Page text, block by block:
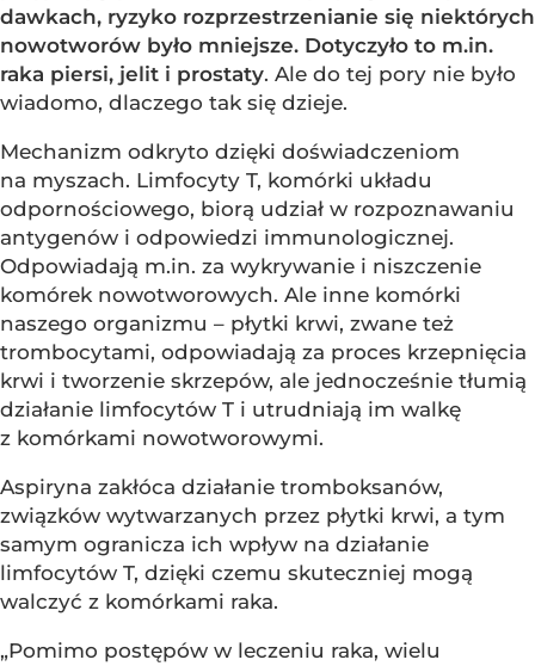
dawkach, ryzyko rozprzestrzenianie się niektórych
nowotworów było mniejsze. Dotyczyło to m.in.
raka piersi, jelit i prostaty. Ale do tej pory nie było
wiadomo, dlaczego tak się dzieje.
Mechanizm odkryto dzięki doświadczeniom
na myszach. Limfocyty T, komórki układu
odpornościowego, biorą udział w rozpoznawaniu
antygenów i odpowiedzi immunologicznej.
Odpowiadają m.in. za wykrywanie i niszczenie
komórek nowotworowych. Ale inne komórki
naszego organizmu – płytki krwi, zwane też
trombocytami, odpowiadają za proces krzepnięcia
krwi i tworzenie skrzepów, ale jednocześnie tłumią
działanie limfocytów T i utrudniają im walkę
z komórkami nowotworowymi.
Aspiryna zakłóca działanie tromboksanów,
związków wytwarzanych przez płytki krwi, a tym
samym ogranicza ich wpływ na działanie
limfocytów T, dzięki czemu skuteczniej mogą
walczyć z komórkami raka.
„Pomimo postępów w leczeniu raka, wielu